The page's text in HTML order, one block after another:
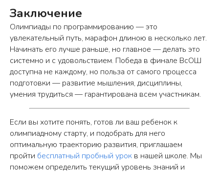
Заключение
Олимпиады по программированию — это
увлекательный путь, марафон длиною в несколько лет.
Начинать его лучше раньше, но главное — делать это
системно и с удовольствием. Победа в финале ВсОШ
доступна не каждому, но польза от самого процесса
подготовки — развитие мышления, дисциплины,
умения трудиться — гарантирована всем участникам.
Если вы хотите понять, готов ли ваш ребенок к
олимпиадному старту, и подобрать для него
оптимальную траекторию развития, приглашаем
пройти бесплатный пробный урок в нашей школе. Мы
поможем определить текущий уровень знаний и
Полезные
статьи
Вопрос-ответ
Шкодишь
Программы обучения
Наши курсы
обучения